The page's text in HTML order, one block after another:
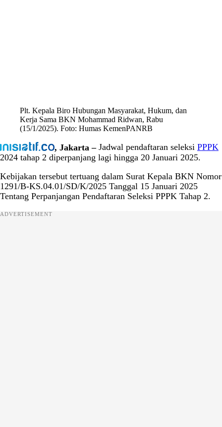
Plt. Kepala Biro Hubungan Masyarakat, Hukum, dan
Kerja Sama BKN Mohammad Ridwan, Rabu
(15/1/2025). Foto: Humas KemenPANRB
, Jakarta –Jadwal pendaftaran seleksi PPPK
2024 tahap 2 diperpanjang lagi hingga 20 Januari 2025.
Kebijakan tersebut tertuang dalam Surat Kepala BKN Nomor
1291/B-KS.04.01/SD/K/2025 Tanggal 15 Januari 2025
Tentang Perpanjangan Pendaftaran Seleksi PPPK Tahap 2.
ADVERTISEMENT